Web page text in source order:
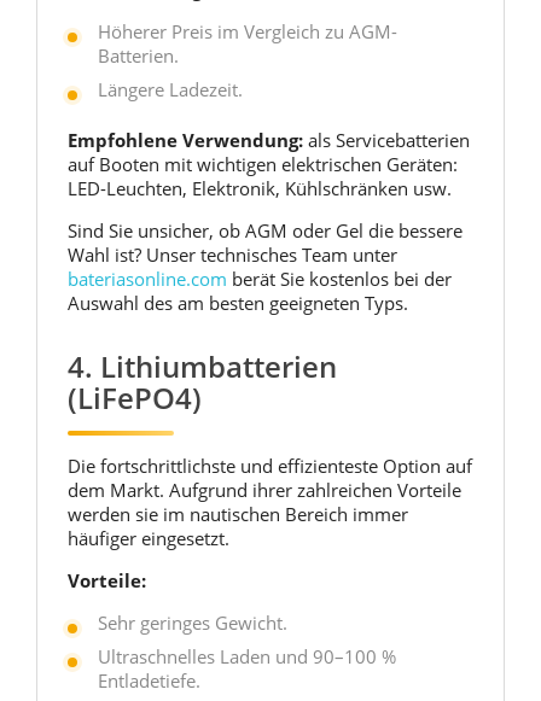
Höherer Preis im Vergleich zu AGM-
Batterien.
Längere Ladezeit.
Empfohlene Verwendung: als Servicebatterien
auf Booten mit wichtigen elektrischen Geräten:
LED-Leuchten, Elektronik, Kühlschränken usw.
Sind Sie unsicher, ob AGM oder Gel die bessere
Wahl ist? Unser technisches Team unter
bateriasonline.com berät Sie kostenlos bei der
Auswahl des am besten geeigneten Typs.
4. Lithiumbatterien
(LiFePO4)
Die fortschrittlichste und effizienteste Option auf
dem Markt. Aufgrund ihrer zahlreichen Vorteile
werden sie im nautischen Bereich immer
häufiger eingesetzt.
Vorteile:
Sehr geringes Gewicht.
Ultraschnelles Laden und 90–100 %
Entladetiefe.